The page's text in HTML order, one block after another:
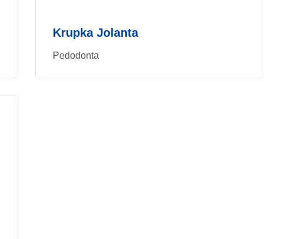
Krupka Jolanta
Pedodonta